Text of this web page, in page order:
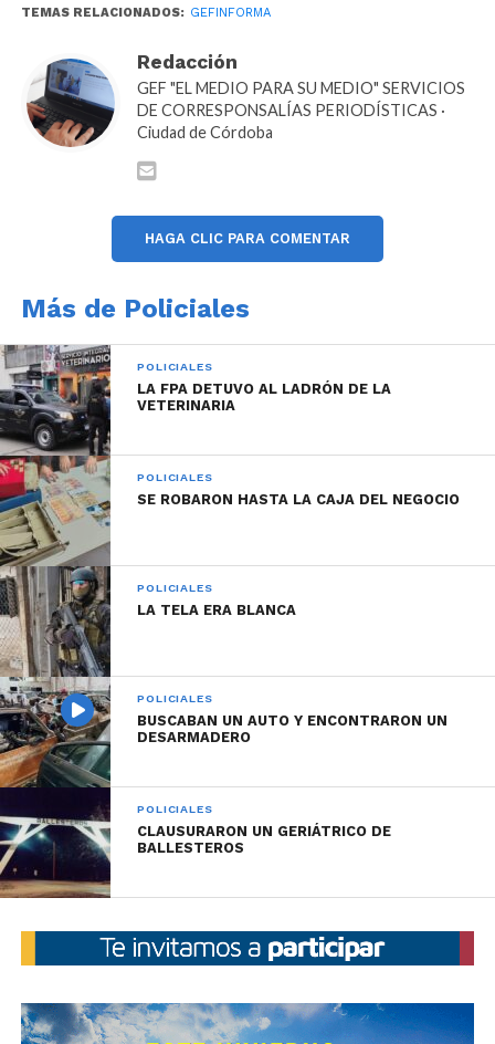
Autoridades de la Fiscalía de Lucha Contra el
Narcotráfico de la ciudad de Río Cuarto, supervisaron
la totalidad del operativo y ordenaron el traslado de
los investigados y la remisión de lo incautado a sede
TEMAS RELACIONADOS: GEFINFORMA
Redacción
GEF "EL MEDIO PARA SU MEDIO" SERVICIOS
DE CORRESPONSALÍAS PERIODÍSTICAS ·
Ciudad de Córdoba
HAGA CLIC PARA COMENTAR
Más de Policiales
POLICIALES
LA FPA DETUVO AL LADRÓN DE LA
VETERINARIA
POLICIALES
SE ROBARON HASTA LA CAJA DEL NEGOCIO
POLICIALES
LA TELA ERA BLANCA
POLICIALES
BUSCABAN UN AUTO Y ENCONTRARON UN
DESARMADERO
POLICIALES
CLAUSURARON UN GERIÁTRICO DE
BALLESTEROS